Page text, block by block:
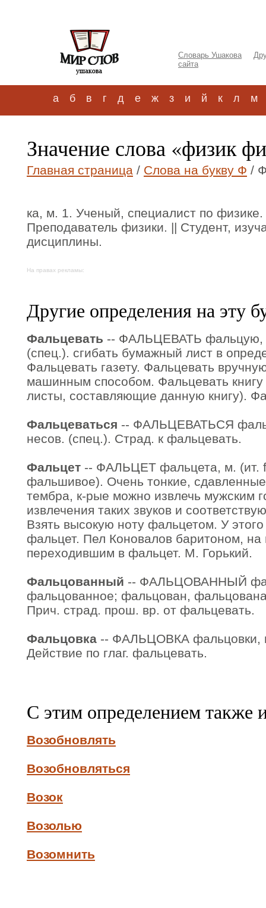
Словарь Ушакова
сайта
а б в г д е ж з и й к л м
Значение слова «физик
Главная страница / Слова на букву Ф /
ка, м. 1. Ученый, специалист по
Преподаватель физики. || Студент,
дисциплины.
На правах рекламы:
Другие определения на эту
Фальцевать -- ФАЛЬЦЕВАТЬ фальцую,
(спец.). сгибать бумажный лист в
Фальцевать газету. Фальцевать
машинным способом. Фальцевать книгу
листы, составляющие данную книгу).
Фальцеваться -- ФАЛЬЦЕВАТЬСЯ
несов. (спец.). Страд. к фальцевать.
Фальцет -- ФАЛЬЦЕТ фальцета, м. (ит.
фальшивое). Очень тонкие,
тембра, к-рые можно извлечь мужским
извлечения таких звуков и
Взять высокую ноту фальцетом. У
фальцет. Пел Коновалов баритоном, на
переходившим в фальцет. М. Горький.
Фальцованный -- ФАЛЬЦОВАННЫЙ
фальцованное; фальцован,
Прич. страд. прош. вр. от фальцевать.
Фальцовка -- ФАЛЬЦОВКА фальцовки,
Действие по глаг. фальцевать.
С этим определением также
Возобновлять
Возобновляться
Возок
Возолью
Возомнить